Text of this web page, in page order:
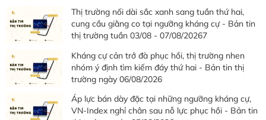
Thị trường nối dài sắc xanh sang tuần thứ hai,
cung cầu giằng co tại ngưỡng kháng cự - Bản tin
thị trường tuần 03/08 - 07/08/20267
Kháng cự cản trở đà phục hồi, thị trường nhen
nhóm ý định tìm kiếm đáy thứ hai - Bản tin thị
trường ngày 06/08/2026
Áp lực bán dày đặc tại những ngưỡng kháng cự,
VN-Index nghỉ chân sau nỗ lực phục hồi - Bản tin